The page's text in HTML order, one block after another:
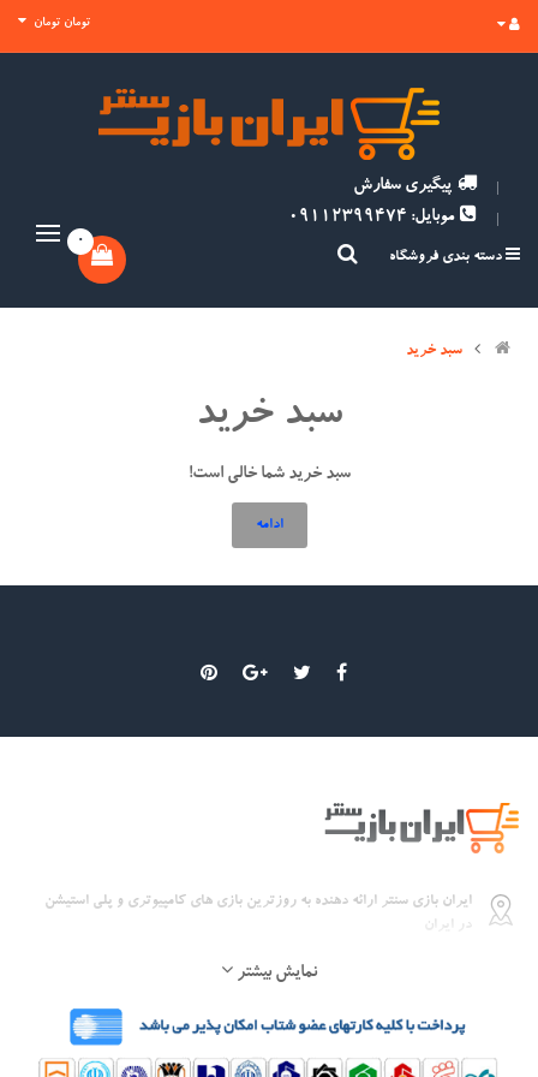
تومان تومان
پیگیری سفارش
موبایل: 09112399474
دسته بندی فروشگاه
0
سبد خرید
سبد خرید
سبد خرید شما خالی است!
ادامه
ایران بازی سنتر ارائه دهنده به روزترین بازی های کامپیوتری و پلی استیشن
در ایران
Sales[@]iranbazicenter.com
ساعات کاری: 21:00 - 10:00
نمایش بیشتر